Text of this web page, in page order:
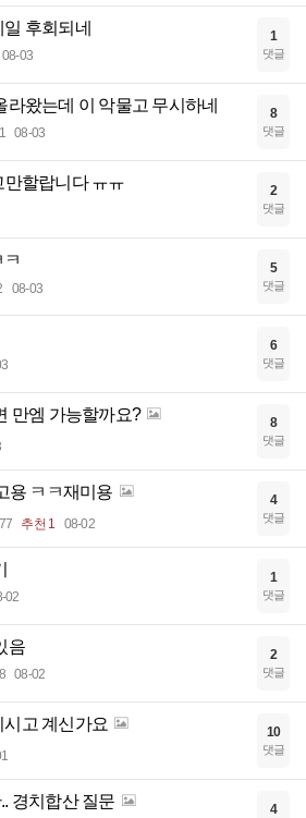
후회되네
08-03
1
댓글
라왔는데 이 악물고 무시하네
08-03
8
댓글
만할랍니다 ㅠㅠ 2
댓글
08-03
5
댓글
6
댓글
만엠 가능할까요? 8
댓글
용 ㅋㅋ재미용
추천 1 08-02
4
댓글
02
1
댓글
음
08-02
2
댓글
고 계신가요 10
댓글
경치합산 질문 4